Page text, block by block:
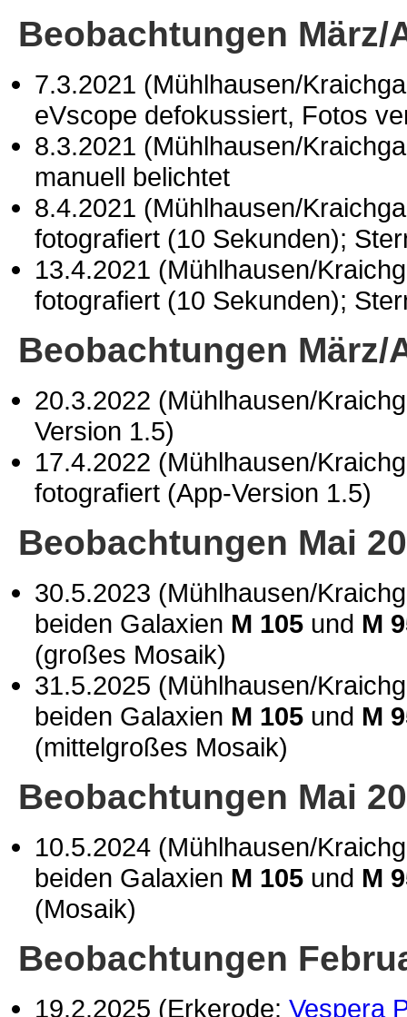
Beobachtungen März/
7.3.2021 (Mühlhausen/
eVscope defokussiert, Fotos
8.3.2021 (Mühlhausen/
manuell belichtet
8.4.2021 (Mühlhausen/
fotografiert (10 Sekunden);
13.4.2021 (Mühlhausen/
fotografiert (10 Sekunden);
Beobachtungen März/
20.3.2022 (Mühlhausen/
Version 1.5)
17.4.2022 (Mühlhausen/
fotografiert (App-Version 1.5)
Beobachtungen Mai
30.5.2023 (Mühlhausen/
beiden Galaxien M 105 und M
(großes Mosaik)
31.5.2025 (Mühlhausen/
beiden Galaxien M 105 und M
(mittelgroßes Mosaik)
Beobachtungen Mai
10.5.2024 (Mühlhausen/
beiden Galaxien M 105 und M
(Mosaik)
Beobachtungen
19.2.2025 (Erkerode: Vespera